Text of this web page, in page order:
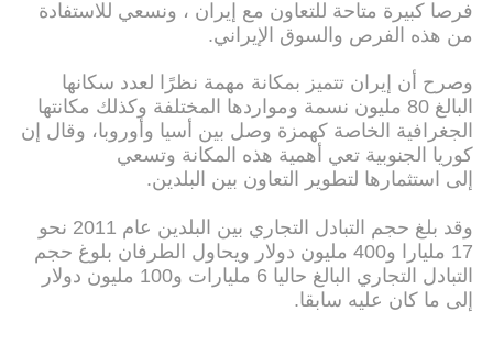
فرصا كبيرة متاحة للتعاون مع إيران ، ونسعي للاستفادة
من هذه الفرص والسوق الإيراني.
وصرح أن إيران تتميز بمكانة مهمة نظرًا لعدد سكانها
البالغ 80 مليون نسمة ومواردها المختلفة وكذلك مكانتها
الجغرافية الخاصة كهمزة وصل بين أسيا وأوروبا، وقال إن
كوريا الجنوبية تعي أهمية هذه المكانة وتسعي
إلى استثمارها لتطوير التعاون بين البلدين.
وقد بلغ حجم التبادل التجاري بین البلدین عام 2011 نحو
17 ملیارا و400 ملیون دولار ویحاول الطرفان بلوغ حجم
التبادل التجاري البالغ حالیا 6 ملیارات و100 ملیون دولار
إلی ما كان علیه سابقا.